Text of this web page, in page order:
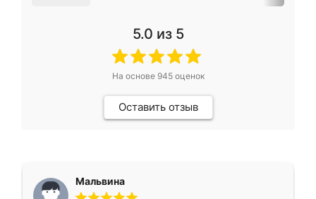
5.0 из 5
На основе 945оценок
Оставить отзыв
Мальвина